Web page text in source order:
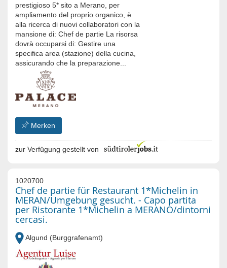
prestigioso 5* sito a Merano, per
ampliamento del proprio organico, è
alla ricerca di nuovi collaboratori con la
mansione di: Chef de partie La risorsa
dovrà occuparsi di: Gestire una
specifica area (stazione) della cucina,
assicurando che la preparazione...
Merken
zur Verfügung gestellt von
1020700
Chef de partie für Restaurant 1*Michelin in
MERAN/Umgebung gesucht. - Capo partita
per Ristorante 1*Michelin a MERANO/dintorni
cercasi.
Algund (Burggrafenamt)